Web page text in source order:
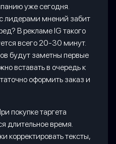
уже сегодня.
лидерами мнений забит
В рекламе IG такого
всего 20-30 минут.
будут заметны первые
вставать в очередь к
оформить заказ и
покупке таргета
длительное время.
корректировать тексты,